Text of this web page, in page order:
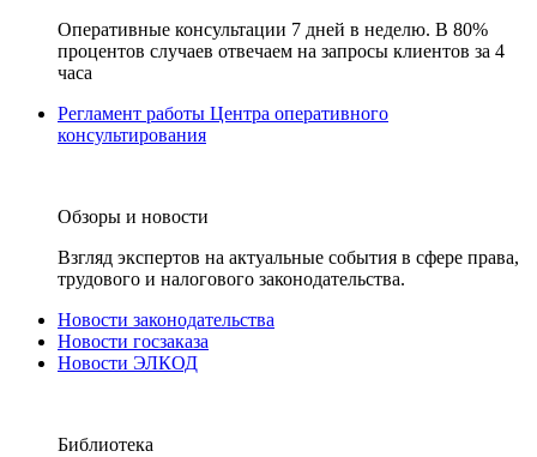
Оперативные консультации 7 дней в неделю. В 80%
процентов случаев отвечаем на запросы клиентов за 4
часа
Регламент работы Центра оперативного
консультирования
Обзоры и новости
Взгляд экспертов на актуальные события в сфере права,
трудового и налогового законодательства.
Новости законодательства
Новости госзаказа
Новости ЭЛКОД
Библиотека